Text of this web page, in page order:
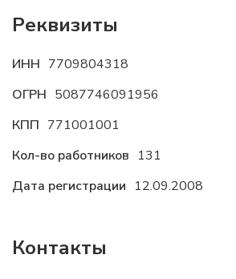
Реквизиты
ИНН 7709804318
ОГРН 5087746091956
КПП 771001001
Кол-во работников 131
Дата регистрации 12.09.2008
Контакты